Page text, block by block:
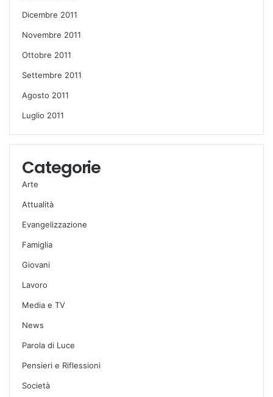
Dicembre 2011
Novembre 2011
Ottobre 2011
Settembre 2011
Agosto 2011
Luglio 2011
Categorie
Arte
Attualità
Evangelizzazione
Famiglia
Giovani
Lavoro
Media e TV
News
Parola di Luce
Pensieri e Riflessioni
Società